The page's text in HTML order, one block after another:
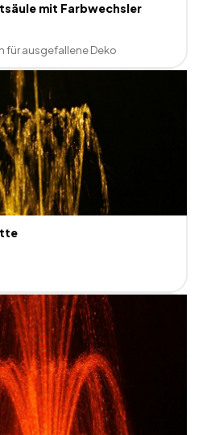
mit Farbwechsler
für ausgefallene Deko